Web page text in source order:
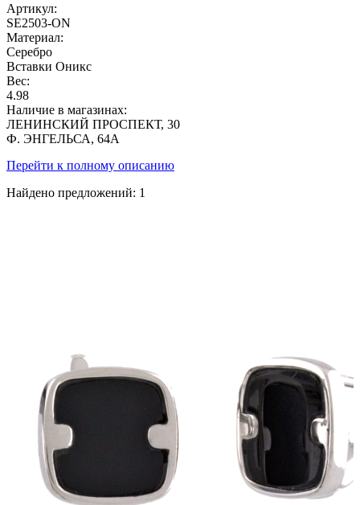
Артикул:
SE2503-ON
Материал:
Серебро
Вставки Оникс
Вес:
4.98
Наличие в магазинах:
ЛЕНИНСКИЙ ПРОСПЕКТ, 30
Ф. ЭНГЕЛЬСА, 64А
Перейти к полному описанию
Найдено предложений: 1